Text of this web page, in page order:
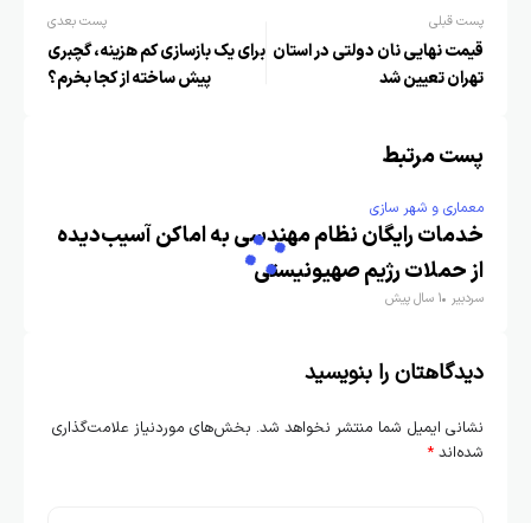
پست قبلی
قیمت نهایی نان دولتی در استان
تهران تعیین شد
پست بعدی
برای یک بازسازی کم‌ هزینه، گچبری
پیش‌ ساخته از کجا بخرم؟
پست مرتبط
معماری و شهر سازی
خدمات رایگان نظام مهندسی به اماکن آسیب‌دیده
از حملات رژیم صهیونیستی
سردبیر 1 سال پیش
دیدگاهتان را بنویسید
نشانی ایمیل شما منتشر نخواهد شد. بخش‌های موردنیاز علامت‌گذاری
شده‌اند *